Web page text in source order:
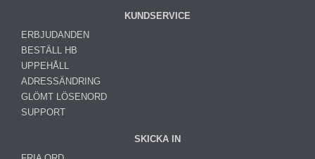
KUNDSERVICE
ERBJUDANDEN
BESTÄLL HB
UPPEHÅLL
ADRESSÄNDRING
GLÖMT LÖSENORD
SUPPORT
SKICKA IN